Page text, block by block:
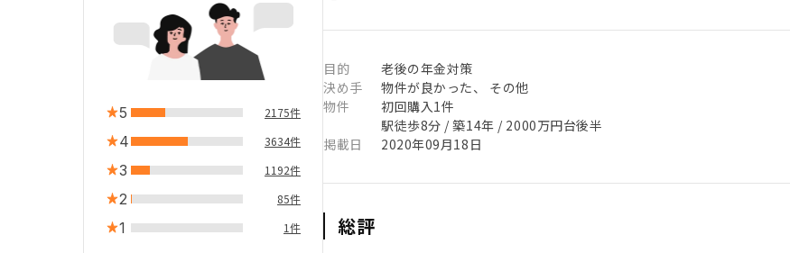
5 2175件
4 3634件
3 1192件
2 85件
1 1件
目的
老後の年金対策
決め手
物件が良かった、 その他
物件
初回購入1件
駅徒歩8分 / 築14年 / 2000万円台後半
掲載日
2020年09月18日
総評